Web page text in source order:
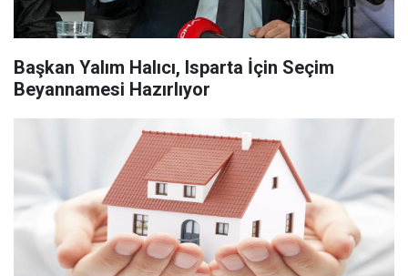
Başkan Yalım Halıcı, Isparta İçin Seçim
Beyannamesi Hazırlıyor